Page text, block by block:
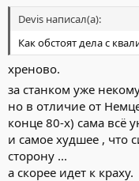
Devis написал(а):
Как обстоят дела с
хреново.
за станком уже
но в отличие от
конце 80-х) сама всё
и самое худшее , что
сторону ...
а скорее идет к краху.